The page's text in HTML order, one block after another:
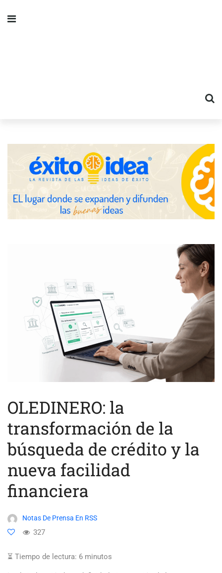
OLEDINERO: la
transformación de la
búsqueda de crédito y la
nueva facilidad
financiera
Notas De Prensa En RSS
327
⏳ Tiempo de lectura: 6 minutos